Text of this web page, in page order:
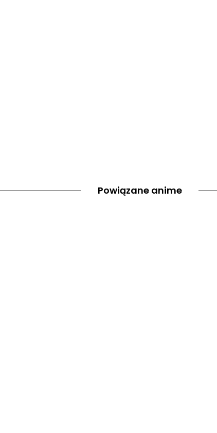
Powiązane anime